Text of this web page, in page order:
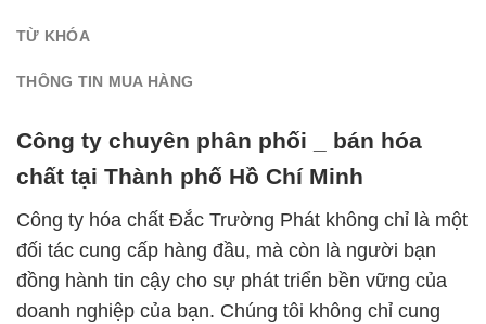
TỪ KHÓA
THÔNG TIN MUA HÀNG
Công ty chuyên phân phối _ bán hóa
chất tại Thành phố Hồ Chí Minh
Công ty hóa chất Đắc Trường Phát không chỉ là một
đối tác cung cấp hàng đầu, mà còn là người bạn
đồng hành tin cậy cho sự phát triển bền vững của
doanh nghiệp của bạn. Chúng tôi không chỉ cung